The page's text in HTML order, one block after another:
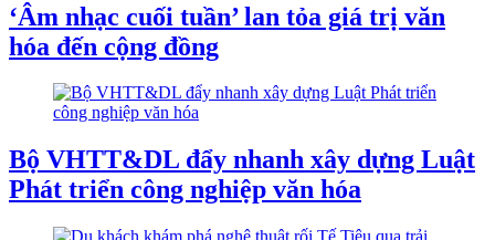
‘Âm nhạc cuối tuần’ lan tỏa giá trị văn
hóa đến cộng đồng
Bộ VHTT&DL đẩy nhanh xây dựng Luật
Phát triển công nghiệp văn hóa